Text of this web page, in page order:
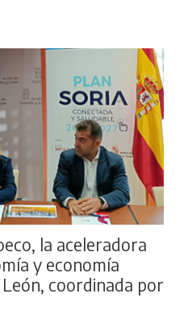
la aceleradora
y economía
coordinada por